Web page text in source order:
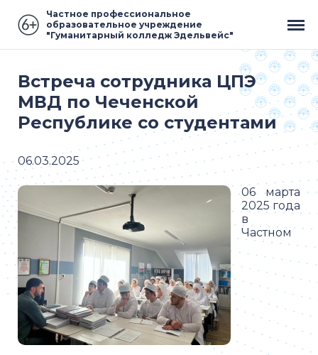
Частное профессиональное
образовательное учреждение
"Гуманитарный колледж Эдельвейс"
Встреча сотрудника ЦПЭ
МВД по Чеченской
Республике со студентами
06.03.2025
06 марта
2025 года
в
Частном